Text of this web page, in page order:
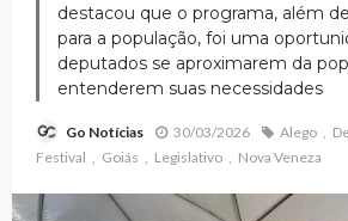
destacou que o programa, além
para a população, foi uma
deputados se aproximarem da
entenderem suas necessidades
Go Notícias 30/03/2026 Alego
Festival
Goiás Legislativo Nova Veneza